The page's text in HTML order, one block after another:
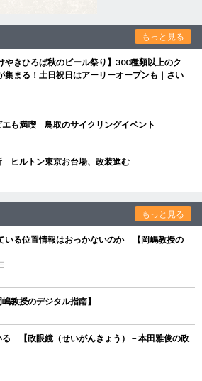
もっと見る
やきひろば秋のビール祭り】300種類以上のク
集まる！土日祝日はアーリーオープンも｜さい
エも満喫 鳥取のサイクリングイベント
ヒルトン東京お台場、改装進む
もっと見る
いる位置情報はおっかないのか 【岡嶋教授の
教授のデジタル指南】
る 【政眼鏡（せいがんきょう）－本田雅俊の政